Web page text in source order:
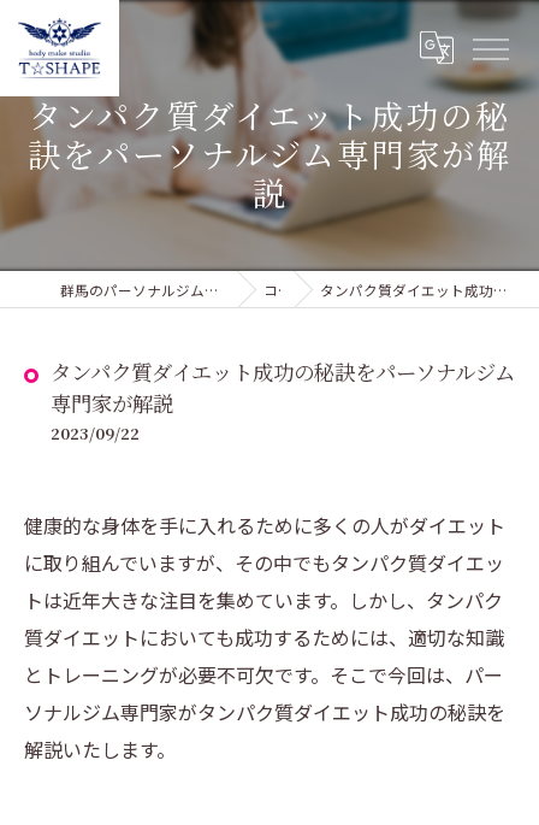
タンパク質ダイエット成功の秘
訣をパーソナルジム専門家が解
説
群馬のパーソナルジムならbody make studio T☆SHAPE コラム タンパク質ダイエット成功の秘訣をパーソナルジム専門家が解説
タンパク質ダイエット成功の秘訣をパーソナルジム
専門家が解説
2023/09/22
健康的な身体を手に入れるために多くの人がダイエット
に取り組んでいますが、その中でもタンパク質ダイエッ
トは近年大きな注目を集めています。しかし、タンパク
質ダイエットにおいても成功するためには、適切な知識
とトレーニングが必要不可欠です。そこで今回は、パー
ソナルジム専門家がタンパク質ダイエット成功の秘訣を
解説いたします。